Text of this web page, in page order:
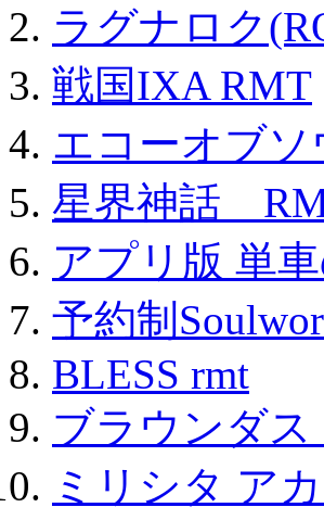
ラグナロク
戦国IXA RMT
エコーオブソ
星界神話
アプリ版 単
予約制
BLESS rmt
ブラウンダス
ミリシタ ア